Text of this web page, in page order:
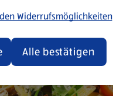
Widerrufsmöglichkeiten
Alle bestätigen